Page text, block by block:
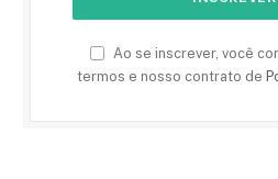
Ao se inscrever, você
termos e nosso contrato de